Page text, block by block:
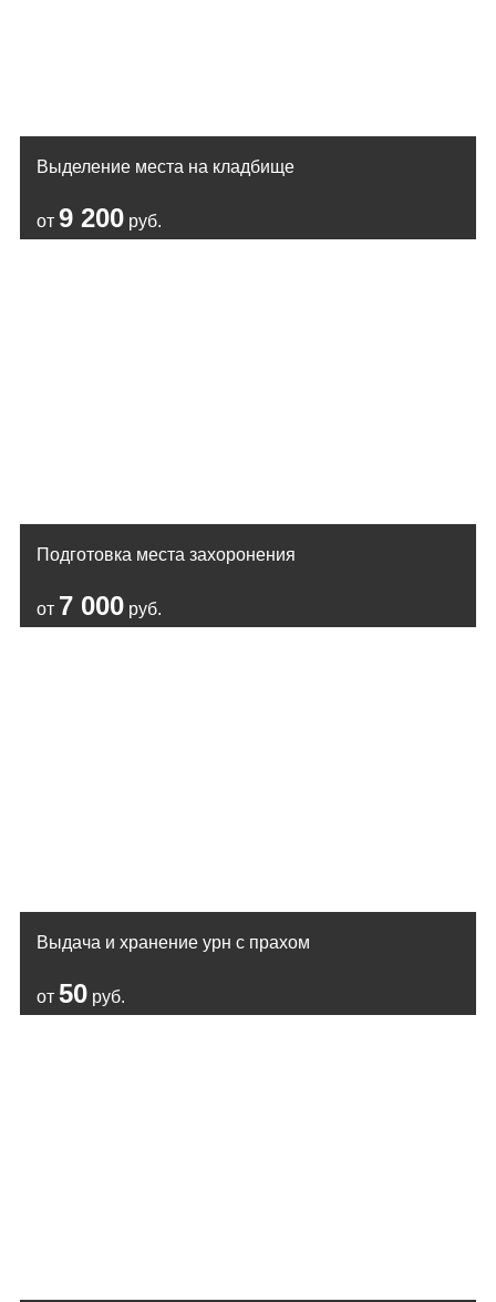
Выделение места на кладбище
от 9 200 руб.
Подготовка места захоронения
от 7 000 руб.
Выдача и хранение урн с прахом
от 50 руб.